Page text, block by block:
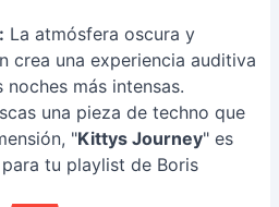
La atmósfera oscura y
crea una experiencia auditiva
más intensas.
una pieza de techno que
"Kittys Journey" es
tu playlist de Boris